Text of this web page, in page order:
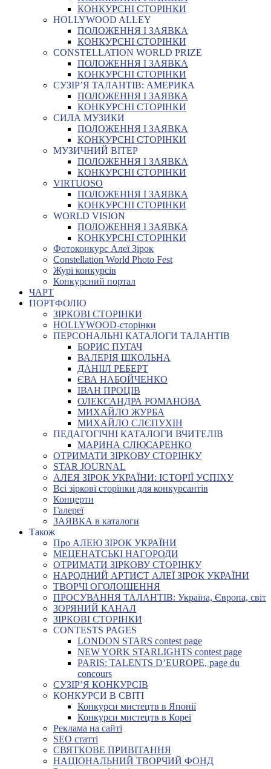
КОНКУРСНІ СТОРІНКИ
HOLLYWOOD ALLEY
ПОЛОЖЕННЯ І ЗАЯВКА
КОНКУРСНІ СТОРІНКИ
CONSTELLATION WORLD PRIZE
ПОЛОЖЕННЯ І ЗАЯВКА
КОНКУРСНІ СТОРІНКИ
СУЗІР’Я ТАЛАНТІВ: АМЕРИКА
ПОЛОЖЕННЯ І ЗАЯВКА
КОНКУРСНІ СТОРІНКИ
СИЛА МУЗИКИ
ПОЛОЖЕННЯ І ЗАЯВКА
КОНКУРСНІ СТОРІНКИ
МУЗИЧНИЙ ВІТЕР
ПОЛОЖЕННЯ І ЗАЯВКА
КОНКУРСНІ СТОРІНКИ
VIRTUOSO
ПОЛОЖЕННЯ І ЗАЯВКА
КОНКУРСНІ СТОРІНКИ
WORLD VISION
ПОЛОЖЕННЯ І ЗАЯВКА
КОНКУРСНІ СТОРІНКИ
Фотоконкурс Алеї Зірок
Constellation World Photo Fest
Журі конкурсів
Конкурсний портал
ЧАРТ
ПОРТФОЛІО
ЗІРКОВІ СТОРІНКИ
HOLLYWOOD-сторінки
ПЕРСОНАЛЬНІ КАТАЛОГИ ТАЛАНТІВ
БОРИС ПУГАЧ
ВАЛЕРІЯ ШКОЛЬНА
ДАНІІЛ РЕБЕРТ
ЄВА НАБОЙЧЕНКО
ІВАН ПРОЦІВ
ОЛЕКСАНДРА РОМАНОВА
МИХАЙЛО ЖУРБА
МИХАЙЛО СЛЄПУХІН
ПЕДАГОГІЧНІ КАТАЛОГИ ВЧИТЕЛІВ
МАРИНА СЛЮСАРЕНКО
ОТРИМАТИ ЗІРКОВУ СТОРІНКУ
STAR JOURNAL
АЛЕЯ ЗІРОК УКРАЇНИ: ІСТОРІЇ УСПІХУ
Всі зіркові сторінки для конкурсантів
Концерти
Галереї
ЗАЯВКА в каталоги
Також
Про АЛЕЮ ЗІРОК УКРАЇНИ
МЕЦЕНАТСЬКІ НАГОРОДИ
ОТРИМАТИ ЗІРКОВУ СТОРІНКУ
НАРОДНИЙ АРТИСТ АЛЕЇ ЗІРОК УКРАЇНИ
ТВОРЧІ ОГОЛОШЕННЯ
ПРОСУВАННЯ ТАЛАНТІВ: Україна, Європа, світ
ЗОРЯНИЙ КАНАЛ
ЗІРКОВІ СТОРІНКИ
CONTESTS PAGES
LONDON STARS contest page
NEW YORK STARLIGHTS contest page
PARIS: TALENTS D’EUROPE, page du
concours
СУЗІР’Я КОНКУРСІВ
КОНКУРСИ В СВІТІ
Конкурси мистецтв в Японії
Конкурси мистецтв в Кореї
Реклама на сайті
SEO статті
СВЯТКОВЕ ПРИВІТАННЯ
НАЦІОНАЛЬНИЙ ТВОРЧИЙ ФОНД